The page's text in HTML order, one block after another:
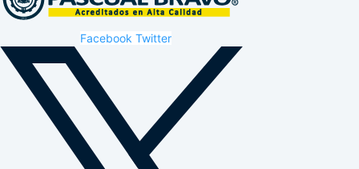
Facebook Twitter